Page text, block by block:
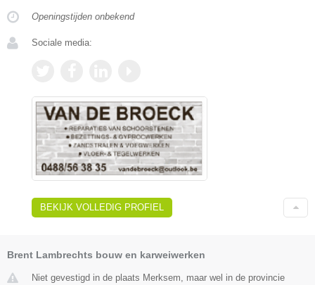
Openingstijden onbekend
Sociale media:
BEKIJK VOLLEDIG PROFIEL
Brent Lambrechts bouw en karweiwerken
Niet gevestigd in de plaats Merksem, maar wel in de provincie